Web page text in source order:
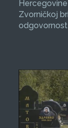
Zvorničkoj
odgovornost